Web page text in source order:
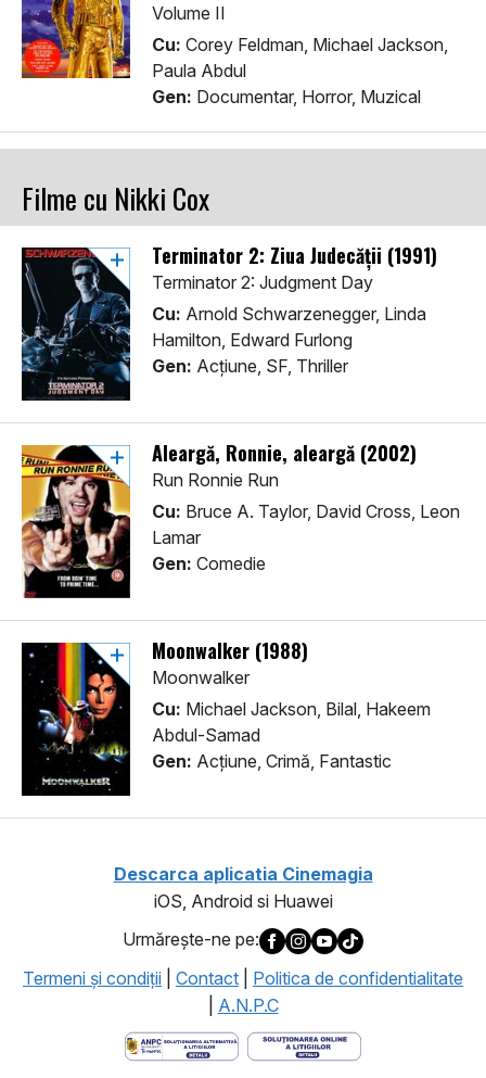
Volume II
Cu: Corey Feldman, Michael Jackson,
Paula Abdul
Gen: Documentar, Horror, Muzical
Filme cu Nikki Cox
Terminator 2: Ziua Judecății (1991)
Terminator 2: Judgment Day
Cu: Arnold Schwarzenegger, Linda
Hamilton, Edward Furlong
Gen: Acţiune, SF, Thriller
Aleargă, Ronnie, aleargă (2002)
Run Ronnie Run
Cu: Bruce A. Taylor, David Cross, Leon
Lamar
Gen: Comedie
Moonwalker (1988)
Moonwalker
Cu: Michael Jackson, Bilal, Hakeem
Abdul-Samad
Gen: Acţiune, Crimă, Fantastic
Descarca aplicatia Cinemagia
iOS, Android si Huawei
Urmăreşte-ne pe:
Termeni şi condiţii
Contact
Politica de confidentialitate
A.N.P.C